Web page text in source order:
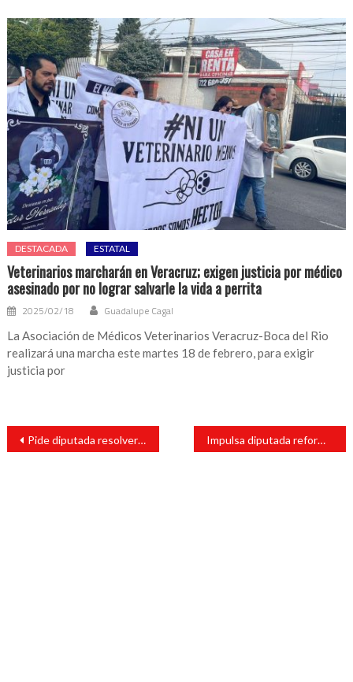
DESTACADA ESTATAL
Veterinarios marcharán en Veracruz; exigen justicia por médico
asesinado por no lograr salvarle la vida a perrita
2025/02/18 Guadalupe Cagal
La Asociación de Médicos Veterinarios Veracruz-Boca del Rio
realizará una marcha este martes 18 de febrero, para exigir
justicia por
Navegación
entradas
Pide diputada resolver conflicto de la UPAV Impulsa diputada reforma que eliminaría el fuero de servidores públicos en Veracruz